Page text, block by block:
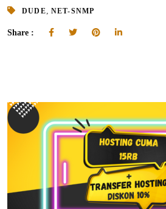
DUDE NET-SNMP
Share :